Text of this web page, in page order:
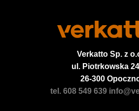
Verkatto Sp. z
ul. Piotrkowska
26-300
tel. 608 549 639